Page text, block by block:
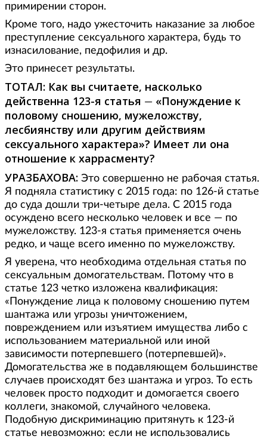
примирении сторон.
Кроме того, надо ужесточить наказание за любое
преступление сексуального характера, будь то
изнасилование, педофилия и др.
Это принесет результаты.
ТОТАЛ: Как вы считаете, насколько
действенна 123-я статья — «Понуждение к
половому сношению, мужеложству,
лесбиянству или другим действиям
сексуального характера»? Имеет ли она
отношение к харрасменту?
УРАЗБАХОВА: Это совершенно не рабочая статья.
Я подняла статистику с 2015 года: по 126-й статье
до суда дошли три-четыре дела. С 2015 года
осуждено всего несколько человек и все — по
мужеложству. 123-я статья применяется очень
редко, и чаще всего именно по мужеложству.
Я уверена, что необходима отдельная статья по
сексуальным домогательствам. Потому что в
статье 123 четко изложена квалификация:
«Понуждение лица к половому сношению путем
шантажа или угрозы уничтожением,
повреждением или изъятием имущества либо с
использованием материальной или иной
зависимости потерпевшего (потерпевшей)».
Домогательства же в подавляющем большинстве
случаев происходят без шантажа и угроз. То есть
человек просто подходит и домогается своего
коллеги, знакомой, случайного человека.
Подобную дискриминацию притянуть к 123-й
статье невозможно: если не использовались